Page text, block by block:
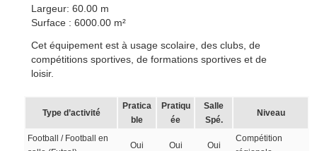
Largeur: 60.00 m
Surface : 6000.00 m²
Cet équipement est à usage scolaire, des clubs, de
compétitions sportives, de formations sportives et de
loisir.
Type d’activité
Pratica
ble
Pratiqu
ée
Salle
Spé.
Niveau
Football / Football en
Oui Oui Oui
Compétition